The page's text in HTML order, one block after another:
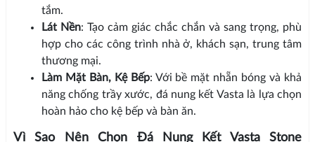
tắm.
Lát Nền: Tạo cảm giác chắc chắn và sang trọng, phù
hợp cho các công trình nhà ở, khách sạn, trung tâm
thương mại.
Làm Mặt Bàn, Kệ Bếp: Với bề mặt nhẵn bóng và khả
năng chống trầy xước, đá nung kết Vasta là lựa chọn
hoàn hảo cho kệ bếp và bàn ăn.
Vì Sao Nên Chọn Đá Nung Kết Vasta Stone